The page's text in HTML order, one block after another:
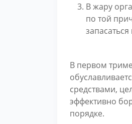
В жару
по той
В первом
средствами,
эффективно
порядке.